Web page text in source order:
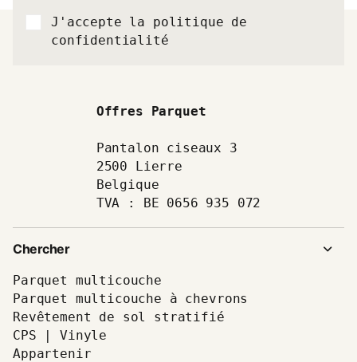
J'accepte la politique de
confidentialité
Offres Parquet
Pantalon ciseaux 3
2500 Lierre
Belgique
TVA : BE 0656 935 072
Chercher
Parquet multicouche
Parquet multicouche à chevrons
Revêtement de sol stratifié
CPS | Vinyle
Appartenir